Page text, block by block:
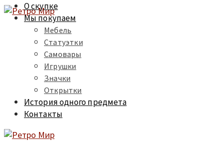
О скупке
Мы покупаем
Мебель
Статуэтки
Самовары
Игрушки
Значки
Открытки
История одного предмета
Контакты